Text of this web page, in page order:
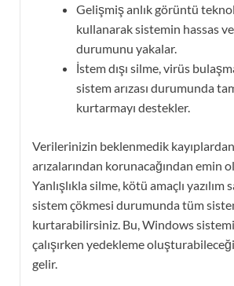
Gelişmiş anlık görüntü
kullanarak sistemin hassas
durumunu yakalar.
İstem dışı silme, virüs
sistem arızası durumunda
kurtarmayı destekler.
Verilerinizin beklenmedik
arızalarından korunacağından emin
Yanlışlıkla silme, kötü amaçlı yazılım
sistem çökmesi durumunda tüm
kurtarabilirsiniz. Bu, Windows
çalışırken yedekleme
gelir.